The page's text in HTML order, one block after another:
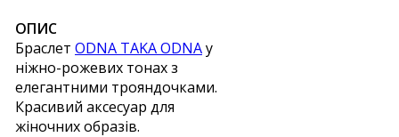
ОПИС
Браслет ODNA TAKA ODNAу
ніжно-рожевих тонах з
елегантними трояндочками.
Красивий аксесуар для
жіночних образів.